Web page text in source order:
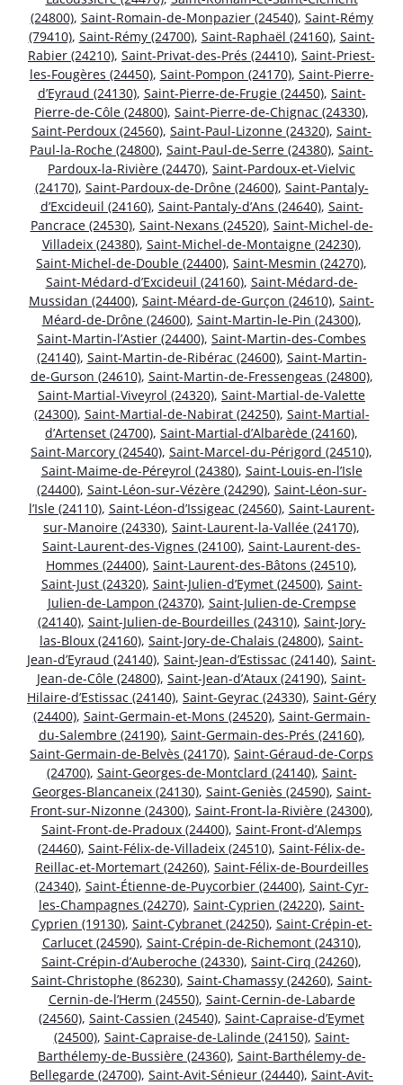
(24800), Saint-Romain-de-Monpazier (24540), Saint-Rémy
(79410), Saint-Rémy (24700), Saint-Raphaël (24160), Saint-
Rabier (24210), Saint-Privat-des-Prés (24410), Saint-Priest-
les-Fougères (24450), Saint-Pompon (24170), Saint-Pierre-
d’Eyraud (24130), Saint-Pierre-de-Frugie (24450), Saint-
Pierre-de-Côle (24800), Saint-Pierre-de-Chignac (24330),
Saint-Perdoux (24560), Saint-Paul-Lizonne (24320), Saint-
Paul-la-Roche (24800), Saint-Paul-de-Serre (24380), Saint-
Pardoux-la-Rivière (24470), Saint-Pardoux-et-Vielvic
(24170), Saint-Pardoux-de-Drône (24600), Saint-Pantaly-
d’Excideuil (24160), Saint-Pantaly-d’Ans (24640), Saint-
Pancrace (24530), Saint-Nexans (24520), Saint-Michel-de-
Villadeix (24380), Saint-Michel-de-Montaigne (24230),
Saint-Michel-de-Double (24400), Saint-Mesmin (24270),
Saint-Médard-d’Excideuil (24160), Saint-Médard-de-
Mussidan (24400), Saint-Méard-de-Gurçon (24610), Saint-
Méard-de-Drône (24600), Saint-Martin-le-Pin (24300),
Saint-Martin-l’Astier (24400), Saint-Martin-des-Combes
(24140), Saint-Martin-de-Ribérac (24600), Saint-Martin-
de-Gurson (24610), Saint-Martin-de-Fressengeas (24800),
Saint-Martial-Viveyrol (24320), Saint-Martial-de-Valette
(24300), Saint-Martial-de-Nabirat (24250), Saint-Martial-
d’Artenset (24700), Saint-Martial-d’Albarède (24160),
Saint-Marcory (24540), Saint-Marcel-du-Périgord (24510),
Saint-Maime-de-Péreyrol (24380), Saint-Louis-en-l’Isle
(24400), Saint-Léon-sur-Vézère (24290), Saint-Léon-sur-
l’Isle (24110), Saint-Léon-d’Issigeac (24560), Saint-Laurent-
sur-Manoire (24330), Saint-Laurent-la-Vallée (24170),
Saint-Laurent-des-Vignes (24100), Saint-Laurent-des-
Hommes (24400), Saint-Laurent-des-Bâtons (24510),
Saint-Just (24320), Saint-Julien-d’Eymet (24500), Saint-
Julien-de-Lampon (24370), Saint-Julien-de-Crempse
(24140), Saint-Julien-de-Bourdeilles (24310), Saint-Jory-
las-Bloux (24160), Saint-Jory-de-Chalais (24800), Saint-
Jean-d’Eyraud (24140), Saint-Jean-d’Estissac (24140), Saint-
Jean-de-Côle (24800), Saint-Jean-d’Ataux (24190), Saint-
Hilaire-d’Estissac (24140), Saint-Geyrac (24330), Saint-Géry
(24400), Saint-Germain-et-Mons (24520), Saint-Germain-
du-Salembre (24190), Saint-Germain-des-Prés (24160),
Saint-Germain-de-Belvès (24170), Saint-Géraud-de-Corps
(24700), Saint-Georges-de-Montclard (24140), Saint-
Georges-Blancaneix (24130), Saint-Geniès (24590), Saint-
Front-sur-Nizonne (24300), Saint-Front-la-Rivière (24300),
Saint-Front-de-Pradoux (24400), Saint-Front-d’Alemps
(24460), Saint-Félix-de-Villadeix (24510), Saint-Félix-de-
Reillac-et-Mortemart (24260), Saint-Félix-de-Bourdeilles
(24340), Saint-Étienne-de-Puycorbier (24400), Saint-Cyr-
les-Champagnes (24270), Saint-Cyprien (24220), Saint-
Cyprien (19130), Saint-Cybranet (24250), Saint-Crépin-et-
Carlucet (24590), Saint-Crépin-de-Richemont (24310),
Saint-Crépin-d’Auberoche (24330), Saint-Cirq (24260),
Saint-Christophe (86230), Saint-Chamassy (24260), Saint-
Cernin-de-l’Herm (24550), Saint-Cernin-de-Labarde
(24560), Saint-Cassien (24540), Saint-Capraise-d’Eymet
(24500), Saint-Capraise-de-Lalinde (24150), Saint-
Barthélemy-de-Bussière (24360), Saint-Barthélemy-de-
Bellegarde (24700), Saint-Avit-Sénieur (24440), Saint-Avit-